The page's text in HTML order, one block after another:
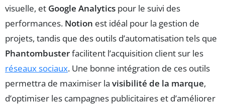
visuelle, et Google Analytics pour le suivi des
performances. Notion est idéal pour la gestion de
projets, tandis que des outils d’automatisation tels que
Phantombusterfacilitent l’acquisition client sur les
réseaux sociaux. Une bonne intégration de ces outils
permettra de maximiser la visibilité de la marque,
d’optimiser les campagnes publicitaires et d’améliorer